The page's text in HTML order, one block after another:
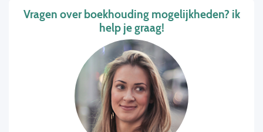
Vragen over boekhouding mogelijkheden? ik
help je graag!